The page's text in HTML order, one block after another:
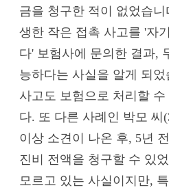
금을 청구한 적이 없었습
생한 작은 접촉 사고를 '자
다' 보험사에 문의한 결과,
능하다는 사실을 알게 되
사고도 보험으로 처리할
다. 또 다른 사례인 박모 씨
이상 소견이 나온 후, 5년
진비 전액을 청구할 수 있
모르고 있는 사실이지만,